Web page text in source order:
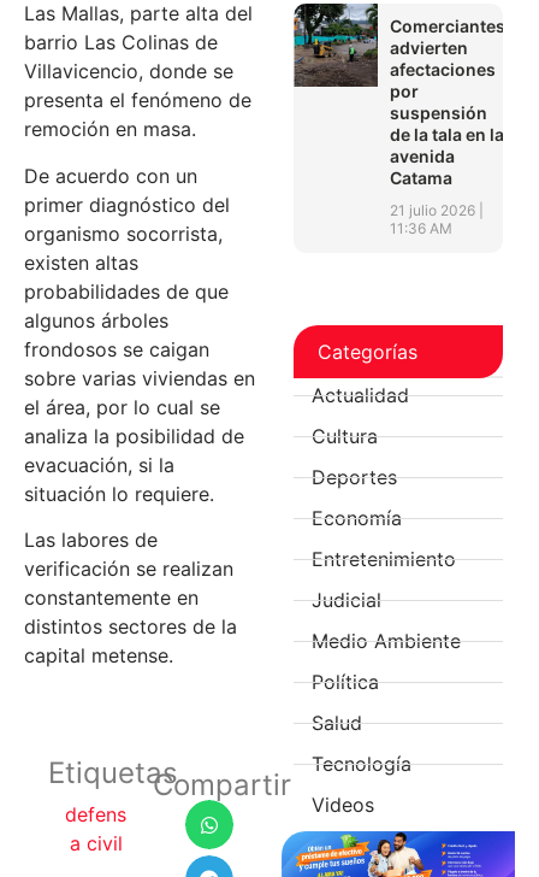
Las Mallas, parte alta del
barrio Las Colinas de
Villavicencio, donde se
presenta el fenómeno de
remoción en masa.
De acuerdo con un
primer diagnóstico del
organismo socorrista,
existen altas
probabilidades de que
algunos árboles
frondosos se caigan
sobre varias viviendas en
el área, por lo cual se
analiza la posibilidad de
evacuación, si la
situación lo requiere.
Las labores de
verificación se realizan
constantemente en
distintos sectores de la
capital metense.
Etiquetas
defens
a civil
Compartir
Comerciantes
advierten
afectaciones
por
suspensión
de la tala en la
avenida
Catama
21 julio 2026
11:36 AM
Categorías
Actualidad
Cultura
Deportes
Economía
Entretenimiento
Judicial
Medio Ambiente
Política
Salud
Tecnología
Videos